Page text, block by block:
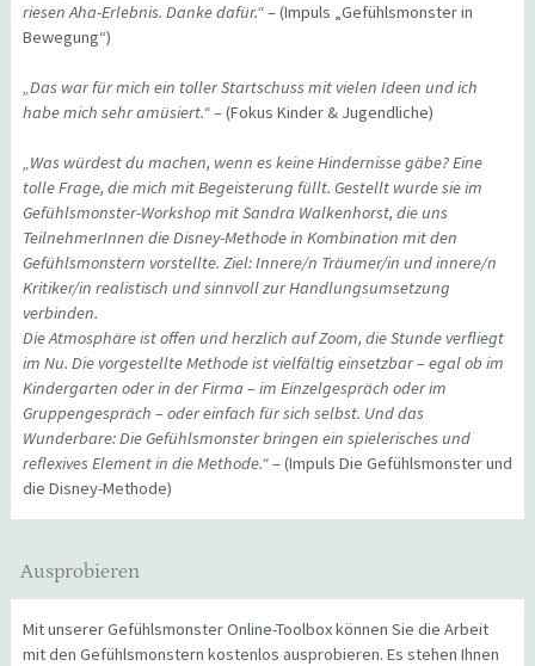
riesen Aha-Erlebnis. Danke dafür.“– (Impuls „Gefühlsmonster in
Bewegung“)
„Das war für mich ein toller Startschuss mit vielen Ideen und ich
habe mich sehr amüsiert.“ – (Fokus Kinder & Jugendliche)
„Was würdest du machen, wenn es keine Hindernisse gäbe? Eine
tolle Frage, die mich mit Begeisterung füllt. Gestellt wurde sie im
Gefühlsmonster-Workshop mit Sandra Walkenhorst, die uns
TeilnehmerInnen die Disney-Methode in Kombination mit den
Gefühlsmonstern vorstellte. Ziel: Innere/n Träumer/in und innere/n
Kritiker/in realistisch und sinnvoll zur Handlungsumsetzung
verbinden.
Die Atmosphäre ist offen und herzlich auf Zoom, die Stunde verfliegt
im Nu. Die vorgestellte Methode ist vielfältig einsetzbar – egal ob im
Kindergarten oder in der Firma – im Einzelgespräch oder im
Gruppengespräch – oder einfach für sich selbst. Und das
Wunderbare: Die Gefühlsmonster bringen ein spielerisches und
reflexives Element in die Methode.“– (Impuls Die Gefühlsmonster und
die Disney-Methode)
Ausprobieren
Mit unserer Gefühlsmonster Online-Toolbox können Sie die Arbeit
mit den Gefühlsmonstern kostenlos ausprobieren. Es stehen Ihnen